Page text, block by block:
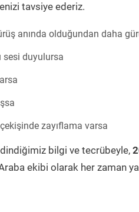
tavsiye ederiz.
anında olduğundan daha
sesi duyulursa
zayıflama varsa
bilgi ve tecrübeyle,
ekibi olarak her zaman